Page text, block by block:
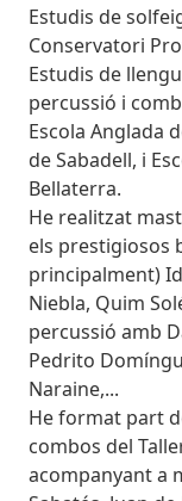
Bio
Estudis de
Conservatori
Estudis de
percussió i
Escola Anglada
de Sabadell, i
Bellaterra.
He realitzat
els prestigiosos
principalment)
Niebla, Quim
percussió amb
Pedrito
Naraine,...
He format part
combos del
acompanyant a